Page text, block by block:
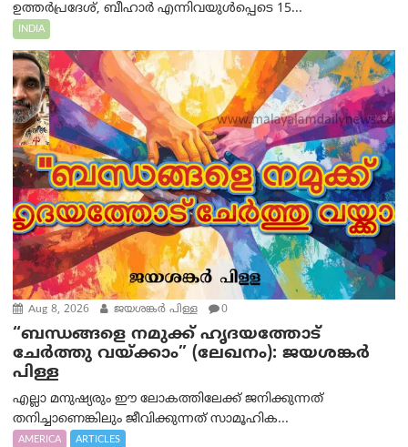
ഉത്തർപ്രദേശ്, ബീഹാർ എന്നിവയുൾപ്പെടെ 15...
INDIA
Aug 8, 2026 ജയശങ്കര്‍ പിള്ള 0
“ബന്ധങ്ങളെ നമുക്ക് ഹൃദയത്തോട്
ചേർത്തു വയ്ക്കാം” (ലേഖനം): ജയശങ്കര്‍
പിള്ള
എല്ലാ മനുഷ്യരും ഈ ലോകത്തിലേക്ക് ജനിക്കുന്നത്
തനിച്ചാണെങ്കിലും ജീവിക്കുന്നത് സാമൂഹിക...
AMERICA ARTICLES